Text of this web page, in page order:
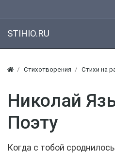
STIHIO.RU
Стихотворения Стихи на
Николай
Поэту
Когда с тобой